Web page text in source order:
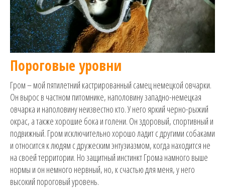
Пороговые уровни
Гром – мой пятилетний кастрированный самец немецкой овчарки.
Он вырос в частном питомнике, наполовину западно-немецкая
овчарка и наполовину неизвестно кто. У него яркий черно-рыжий
окрас, а также хорошие бока и голени. Он здоровый, спортивный и
подвижный. Гром исключительно хорошо ладит с другими собаками
и относится к людям с дружеским энтузиазмом, когда находится не
на своей территории. Но защитный инстинкт Грома намного выше
нормы и он немного нервный, но, к счастью для меня, у него
высокий пороговый уровень.